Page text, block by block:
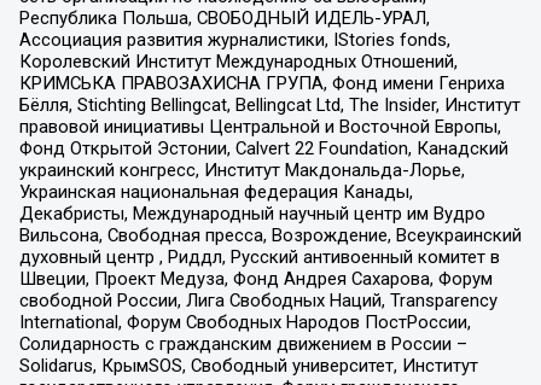
Республика Польша, СВОБОДНЫЙ ИДЕЛЬ-УРАЛ,
Ассоциация развития журналистики, IStories fonds,
Королевский Институт Международных Отношений,
КРИМСЬКА ПРАВОЗАХИСНА ГРУПА, Фонд имени Генриха
Бёлля, Stichting Bellingcat, Bellingcat Ltd, The Insider, Институт
правовой инициативы Центральной и Восточной Европы,
Фонд Открытой Эстонии, Calvert 22 Foundation, Канадский
украинский конгресс, Институт Макдональда-Лорье,
Украинская национальная федерация Канады,
Декабристы, Международный научный центр им Вудро
Вильсона, Свободная пресса, Возрождение, Всеукраинский
духовный центр , Риддл, Русский антивоенный комитет в
Швеции, Проект Медуза, Фонд Андрея Сахарова, Форум
свободной России, Лига Свободных Наций, Transparеncy
International, Форум Свободных Народов ПостРоссии,
Солидарность с гражданским движением в России –
Solidarus, КрымSOS, Свободный университет, Институт